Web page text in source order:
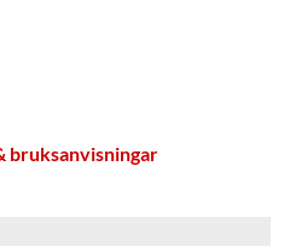
bruksanvisningar